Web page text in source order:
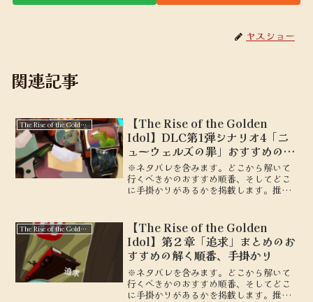
ヤスショー
関連記事
The Rise of the Golden Idol
【The Rise of the Golden
Idol】DLC第1弾シナリオ4「ニ
ューウェルズの罪」おすすめの解
く順番、手掛かり
※ネタバレを含みます。どこから解いて
行くべきかのおすすめ順番、そしてどこ
に手掛かりがあるかを掲載します。推理
ルズの罪」
The Rise of the Golden Idol
【The Rise of the Golden
Idol】第２章「追求」まとめのお
すすめの解く順番、手掛かり
※ネタバレを含みます。どこから解いて
行くべきかのおすすめ順番、そしてどこ
に手掛かりがあるかを掲載します。推理